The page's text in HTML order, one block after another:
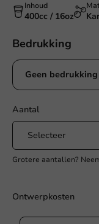
Inhoud
400cc / 16oz
Bedrukking
Geen bedrukking
Aantal
Grotere aantallen?
Ontwerpkosten